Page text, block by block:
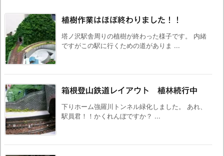
植樹作業はほぼ終わりました！！
塔ノ沢駅舎周りの植樹が終わった様子です。 内緒
ですがこの駅に行くための道がありま ...
箱根登山鉄道レイアウト 植林続行中
下りホーム強羅川トンネル緑化しました。 あれ、
駅員君！！かくれんぼですか？ ...